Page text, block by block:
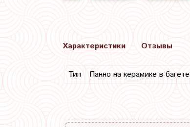
Характеристики
Тип Панно на керамике в багете
Отзывы